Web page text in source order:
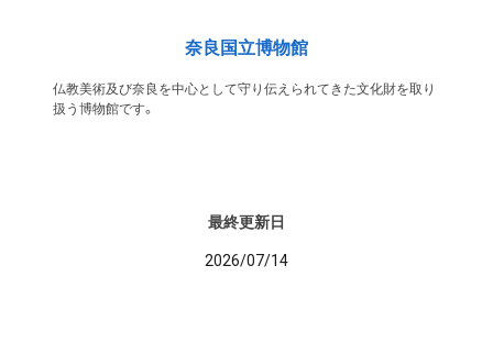
奈良国立博物館
仏教美術及び奈良を中心として守り伝えられてきた文化財を取り
扱う博物館です。
最終更新日
2026/07/14